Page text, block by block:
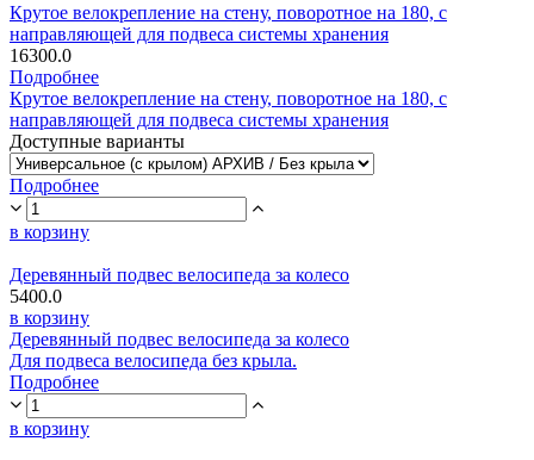
Крутое велокрепление на стену, поворотное на 180, с
направляющей для подвеса системы хранения
16300.0
Подробнее
Крутое велокрепление на стену, поворотное на 180, с
направляющей для подвеса системы хранения
Доступные варианты
Подробнее
в корзину
Деревянный подвес велосипеда за колесо
5400.0
в корзину
Деревянный подвес велосипеда за колесо
Для подвеса велосипеда без крыла.
Подробнее
в корзину